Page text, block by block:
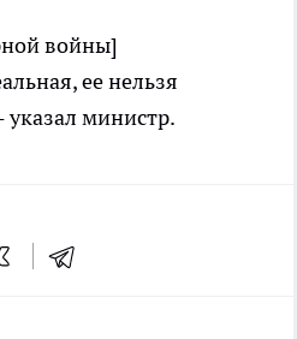
войны]
ее нельзя
указал министр.